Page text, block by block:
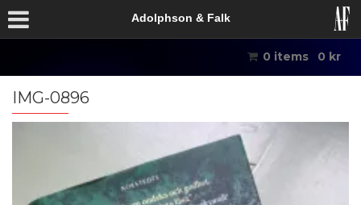
Adolphson & Falk
0 items 0 kr
IMG-0896